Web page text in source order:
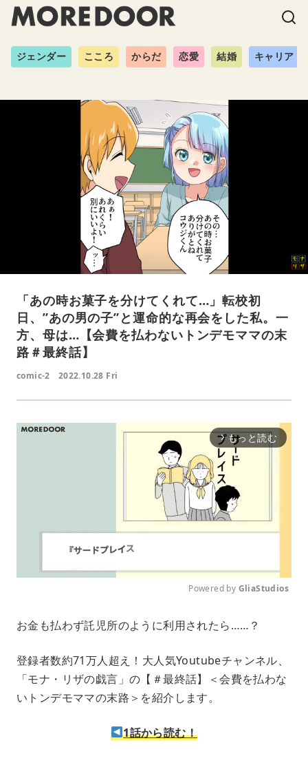
ジェンダー こころ からだ 恋愛 結婚 キャリア
「あの時お菓子を分けてくれて…」転校初
日、”あの男の子”と運命的な再会をした私。一
方、母は…【会費を払わないトンデモママの末
路＃最終話】
comic-2 2022.10.28 Fri
arrow_forward_ios もっと読む
u
e
Powered by GliaStudios
お金も払わず託児所のように利用されたら……？
登録者数約71万人超え！大人気Youtubeチャンネル、
「モナ・リザの戯言」の【＃最終話】＜会費を払わな
いトンデモママの末路＞を紹介します。
1話から読む！